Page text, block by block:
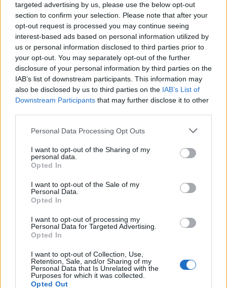
targeted advertising by us, please use the below opt-out
section to confirm your selection. Please note that after your
opt-out request is processed you may continue seeing
interest-based ads based on personal information utilized by
us or personal information disclosed to third parties prior to
your opt-out. You may separately opt-out of the further
disclosure of your personal information by third parties on the
IAB’s list of downstream participants. This information may
also be disclosed by us to third parties on the IAB’s List of
Downstream Participants that may further disclose it to other
Personal Data Processing Opt Outs
I want to opt-out of the Sharing of my
personal data.
Opted In
I want to opt-out of the Sale of my
Personal Data.
Opted In
I want to opt-out of processing my
Personal Data for Targeted Advertising.
Opted In
I want to opt-out of Collection, Use,
Retention, Sale, and/or Sharing of my
Personal Data that Is Unrelated with the
Purposes for which it was collected.
Opted Out
Facebook Share on X Bluesky
Email Copy Link
Tags: Πατήσια ταμπουρωμενος
Ψυχιατρικά προβλήματα
Σχετικά Άρθρα
Φίδι λαφιάτης εντοπίστηκε σε προαύλιο